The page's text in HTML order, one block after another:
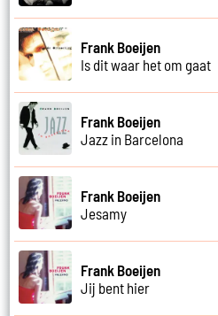
Frank Boeijen
Is dit waar het om gaat
Frank Boeijen
Jazz in Barcelona
Frank Boeijen
Jesamy
Frank Boeijen
Jij bent hier